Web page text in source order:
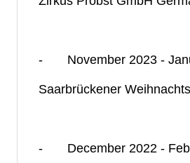
- November 2023 -
Saarbrückener
- December 2022 -